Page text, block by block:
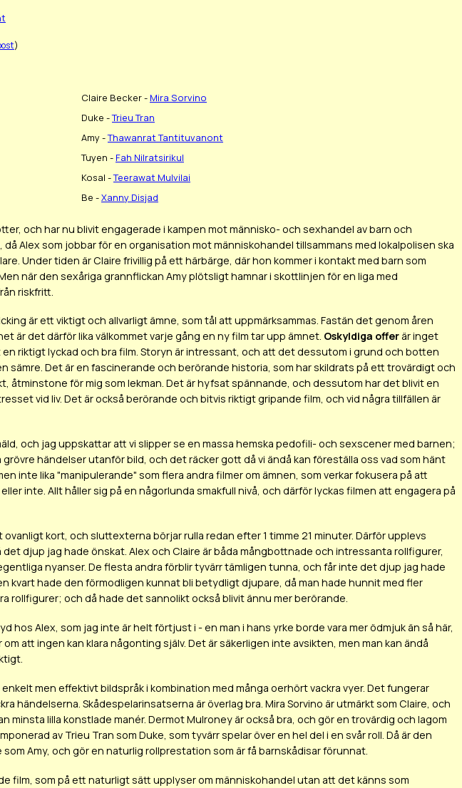
)
Claire Becker - Mira Sorvino
Duke -Trieu Tran
Amy -Thawanrat Tantituvanont
Tuyen - Fah Nilratsirikul
Kosal -Teerawat Mulvilai
Be -Xanny Disjad
och har nu blivit engagerade i kampen mot människo- och sexhandel av barn och
då Alex som jobbar för en organisation mot människohandel tillsammans med lokalpolisen ska
Under tiden är Claire frivillig på ett härbärge, där hon kommer i kontakt med barn som
när den sexåriga grannflickan Amy plötsligt hamnar i skottlinjen för en liga med
riskfritt.
är ett viktigt och allvarligt ämne, som tål att uppmärksammas. Fastän det genom åren
är det därför lika välkommet varje gång en ny film tar upp ämnet. Oskyldiga offer är inget
riktigt lyckad och bra film. Storyn är intressant, och att det dessutom i grund och botten
sämre. Det är en fascinerande och berörande historia, som har skildrats på ett trovärdigt och
åtminstone för mig som lekman. Det är hyfsat spännande, och dessutom har det blivit en
vid liv. Det är också berörande och bitvis riktigt gripande film, och vid några tillfällen är
och jag uppskattar att vi slipper se en massa hemska pedofili- och sexscener med barnen;
händelser utanför bild, och det räcker gott då vi ändå kan föreställa oss vad som hänt
inte lika "manipulerande" som flera andra filmer om ämnen, som verkar fokusera på att
inte. Allt håller sig på en någorlunda smakfull nivå, och därför lyckas filmen att engagera på
kort, och sluttexterna börjar rulla redan efter 1 timme 21 minuter. Därför upplevs
djup jag hade önskat. Alex och Claire är båda mångbottnade och intressanta rollfigurer,
nyanser. De flesta andra förblir tyvärr tämligen tunna, och får inte det djup jag hade
kvart hade den förmodligen kunnat bli betydligt djupare, då man hade hunnit med fler
rollfigurer; och då hade det sannolikt också blivit ännu mer berörande.
hos Alex, som jag inte är helt förtjust i - en man i hans yrke borde vara mer ödmjuk än så här,
att ingen kan klara någonting själv. Det är säkerligen inte avsikten, men man kan ändå
men effektivt bildspråk i kombination med många oerhört vackra vyer. Det fungerar
händelserna. Skådespelarinsatserna är överlag bra. Mira Sorvino är utmärkt som Claire, och
lilla konstlade manér. Dermot Mulroney är också bra, och gör en trovärdig och lagom
av Trieu Tran som Duke, som tyvärr spelar över en hel del i en svår roll. Då är den
Amy, och gör en naturlig rollprestation som är få barnskådisar förunnat.
film, som på ett naturligt sätt upplyser om människohandel utan att det känns som